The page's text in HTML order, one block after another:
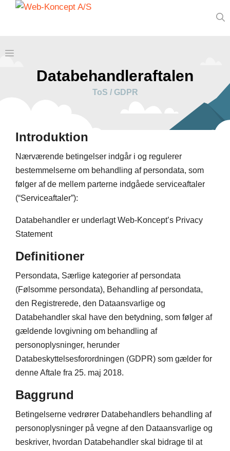
Menu
Databehandleraftalen
ToS / GDPR
Introduktion
Nærværende betingelser indgår i og regulerer
bestemmelserne om behandling af persondata, som
følger af de mellem parterne indgåede serviceaftaler
(“Serviceaftaler”):
Databehandler er underlagt Web-Koncept’s Privacy
Statement
Definitioner
Persondata, Særlige kategorier af persondata
(Følsomme persondata), Behandling af persondata,
den Registrerede, den Dataansvarlige og
Databehandler skal have den betydning, som følger af
gældende lovgivning om behandling af
personoplysninger, herunder
Databeskyttelsesforordningen (GDPR) som gælder for
denne Aftale fra 25. maj 2018.
Baggrund
Betingelserne vedrører Databehandlers behandling af
personoplysninger på vegne af den Dataansvarlige og
beskriver, hvordan Databehandler skal bidrage til at